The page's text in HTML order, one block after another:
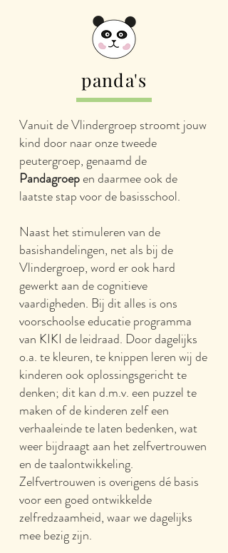
panda's
Vanuit de Vlindergroep stroomt jouw
kind door naar onze tweede
peutergroep, genaamd de
Pandagroepen daarmee ook de
laatste stap voor de basisschool.
Naast het stimuleren van de
basishandelingen, net als bij de
Vlindergroep, word er ook hard
gewerkt aan de cognitieve
vaardigheden. Bij dit alles is ons
voorschoolse educatie programma
van KIKI de leidraad. Door dagelijks
o.a. te kleuren, te knippen leren wij de
kinderen ook oplossingsgericht te
denken; dit kan d.m.v. een puzzel te
maken of de kinderen zelf een
verhaaleinde te laten bedenken, wat
weer bijdraagt aan het zelfvertrouwen
en de taalontwikkeling.
Zelfvertrouwen is overigens dé basis
voor een goed ontwikkelde
zelfredzaamheid, waar we dagelijks
mee bezig zijn.